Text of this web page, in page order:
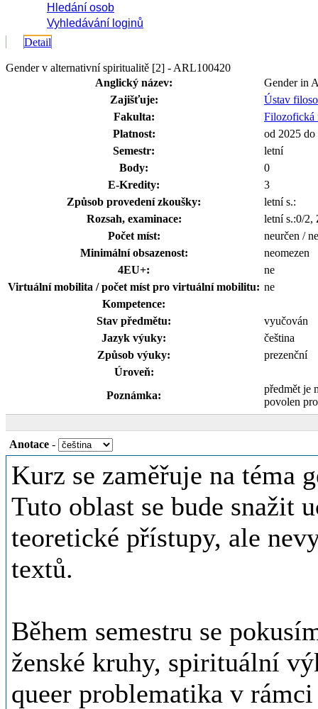
Hledání osob
Vyhledávání loginů
Detail
Gender v alternativní spiritualitě [2] - ARL100420
Anglický název:
Gender in
Zajišťuje:
Ústav
Fakulta:
Filozofická
Platnost:
od 2025 do
Semestr:
letní
Body:
0
E-Kredity:
3
Způsob provedení zkoušky:
letní s.:
Rozsah, examinace:
letní s.:0/
Počet míst:
neurčen /
Minimální obsazenost:
neomezen
4EU+:
ne
Virtuální mobilita / počet míst pro virtuální mobilitu: ne
Kompetence:
Stav předmětu:
vyučován
Jazyk výuky:
čeština
Způsob výuky:
prezenční
Úroveň:
Poznámka:
předmět je
povolen
Anotace -
Kurz se zaměřuje na téma
Tuto oblast se bude snažit
teoretické přístupy, ale
textů.
Během semestru se
ženské kruhy, spirituální
queer problematika v